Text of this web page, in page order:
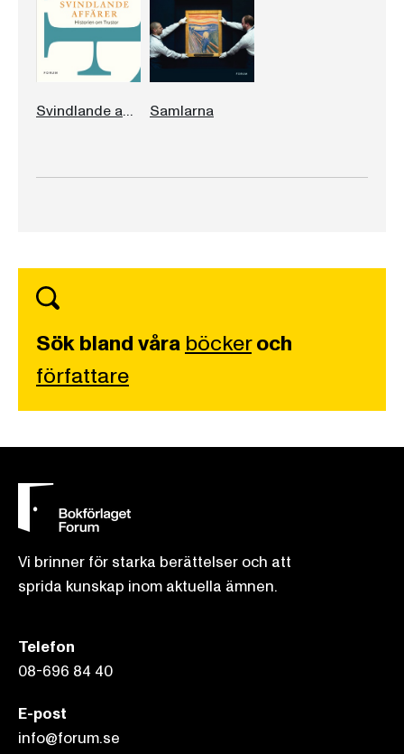
Svindlande affärer Samlarna
Sök bland våra böckeroch
författare
Vi brinner för starka berättelser och att
sprida kunskap inom aktuella ämnen.
Telefon
08-696 84 40
E-post
info@forum.se